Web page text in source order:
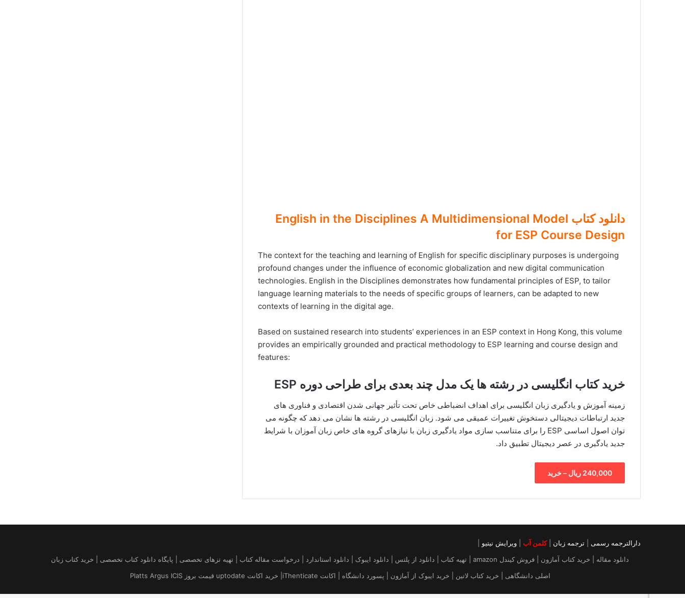
دانلود کتاب English in the Disciplines A Multidimensional Model
for ESP Course Design
The context for the teaching and learning of English for specific disciplinary purposes is undergoing
profound changes under the influence of economic globalization and new digital communication
technologies. English in the Disciplines demonstrates how fundamental principles of ESP, to tailor
language learning materials to the needs of specific groups of learners, can be adapted to new
contexts of learning in the digital age.
Based on sustained research into students’ experiences in an ESP context in Hong Kong, this volume
provides an empirically grounded and practical methodology to ESP learning and course design and
features:
خرید کتاب انگلیسی در رشته ها یک مدل چند بعدی برای طراحی دوره ESP
زمینه آموزش و یادگیری زبان انگلیسی برای اهداف انضباطی خاص تحت تأثیر جهانی شدن اقتصادی و فناوری های
جدید ارتباطات دیجیتالی دستخوش تغییرات عمیقی می شود. زبان انگلیسی در رشته ها نشان می دهد که چگونه می
توان اصول اساسی ESP را برای متناسب سازی مواد یادگیری زبان با نیازهای گروه های خاص زبان آموزان با شرایط
جدید یادگیری در عصر دیجیتال تطبیق داد.
240,000 ریال – خرید
دارالترجمه رسمی ترجمه زبان |کلمن آب ویرایش نیتیو
دانلود مقاله | خرید کتاب آمازون | فروش کیندل amazon | تهیه کتاب | دانلود از پلتس | دانلود ایبوک | دانلود استاندارد | درخواست مقاله کتاب | تهیه تزهای تخصصی | پایگاه دانلود کتاب تخصصی | خرید کتاب زبان
اصلی دانشگاهی | خرید کتاب لاتین | خرید ایبوک از آمازون | پسورد دانشگاه | اکانت iThenticate| خريد اكانت uptodate قیمت بروز Platts Argus ICIS